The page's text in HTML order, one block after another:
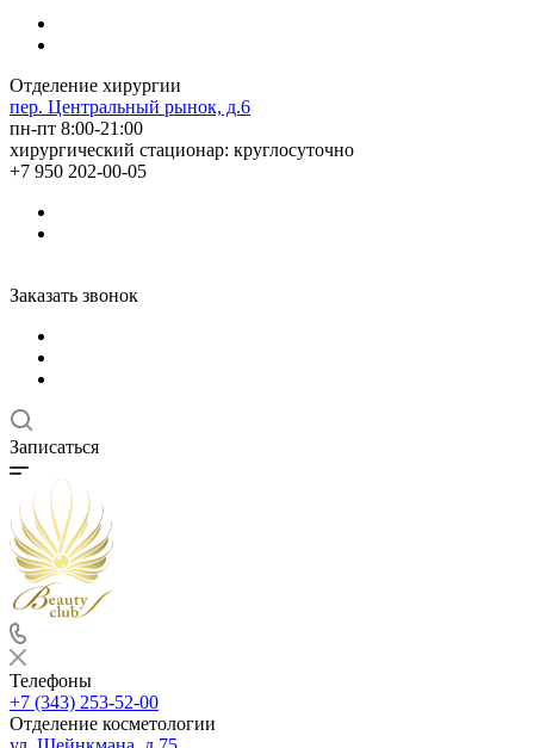
Отделение хирургии
пер. Центральный рынок, д.6
пн-пт 8:00-21:00
хирургический стационар: круглосуточно
+7 950 202-00-05
Заказать звонок
Записаться
Телефоны
+7 (343) 253-52-00
Отделение косметологии